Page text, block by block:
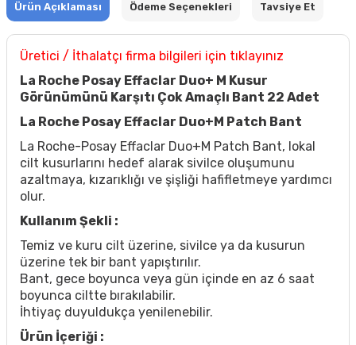
Ürün Açıklaması Ödeme Seçenekleri Tavsiye Et
Üretici / İthalatçı firma bilgileri için tıklayınız
La Roche Posay Effaclar Duo+ M Kusur
Görünümünü Karşıtı Çok Amaçlı Bant 22 Adet
La Roche Posay Effaclar Duo+M Patch Bant
La Roche-Posay Effaclar Duo+M Patch Bant, lokal
cilt kusurlarını hedef alarak sivilce oluşumunu
azaltmaya, kızarıklığı ve şişliği hafifletmeye yardımcı
olur.
Kullanım Şekli :
Temiz ve kuru cilt üzerine, sivilce ya da kusurun
üzerine tek bir bant yapıştırılır.
Bant, gece boyunca veya gün içinde en az 6 saat
boyunca ciltte bırakılabilir.
İhtiyaç duyuldukça yenilenebilir.
Ürün İçeriği :